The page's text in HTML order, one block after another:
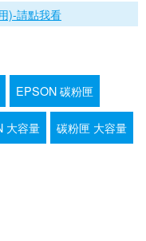
)-請點我看
EPSON 碳粉匣
大容量 碳粉匣 大容量